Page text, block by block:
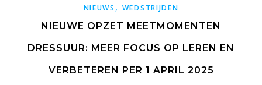
NIEUWS , WEDSTRIJDEN
NIEUWE OPZET MEETMOMENTEN
DRESSUUR: MEER FOCUS OP LEREN EN
VERBETEREN PER 1 APRIL 2025